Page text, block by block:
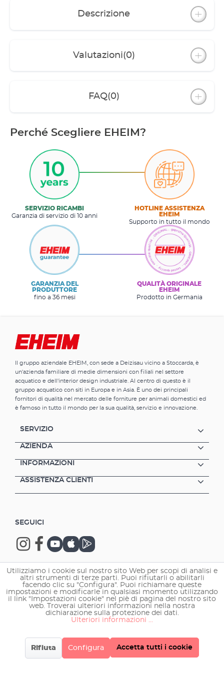
Descrizione
Valutazioni(0)
FAQ(0)
Perché Scegliere EHEIM?
SERVIZIO RICAMBI
Garanzia di servizio di 10 anni
HOTLINE ASSISTENZA
EHEIM
Supporto in tutto il mondo
GARANZIA DEL
PRODUTTORE
fino a 36 mesi
QUALITÀ ORIGINALE
EHEIM
Prodotto in Germania
Il gruppo aziendale EHEIM, con sede a Deizisau vicino a Stoccarda, è
un'azienda familiare di medie dimensioni con filiali nel settore
acquatico e dell'interior design industriale. Al centro di questo è il
gruppo acquatico con siti in Europa e in Asia. È uno dei principali
fornitori di qualità nel mercato delle forniture per animali domestici ed
è famoso in tutto il mondo per la sua qualità, servizio e innovazione.
SERVIZIO
AZIENDA
INFORMAZIONI
ASSISTENZA CLIENTI
SEGUICI
Copyright © 2026 EHEIM GmbH & Co. KG.
Utilizziamo i cookie sul nostro sito Web per scopi di analisi e
altri strumenti di terze parti. Puoi rifiutarli o abilitarli
facendo clic su "Configura". Puoi richiamare queste
impostazioni e modificarle in qualsiasi momento utilizzando
il link "Impostazioni cookie" nel piè di pagina del nostro sito
web. Troverai ulteriori informazioni nella nostra
dichiarazione sulla protezione dei dati.
Ulteriori informazioni ...
Rifiuta Configura Accetta tutti i cookie